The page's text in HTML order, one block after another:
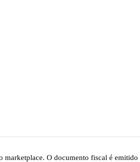
LTDA (CNPJ 64.448.222/0001-54) são
o processamento, a segurança e a
O documento fiscal é